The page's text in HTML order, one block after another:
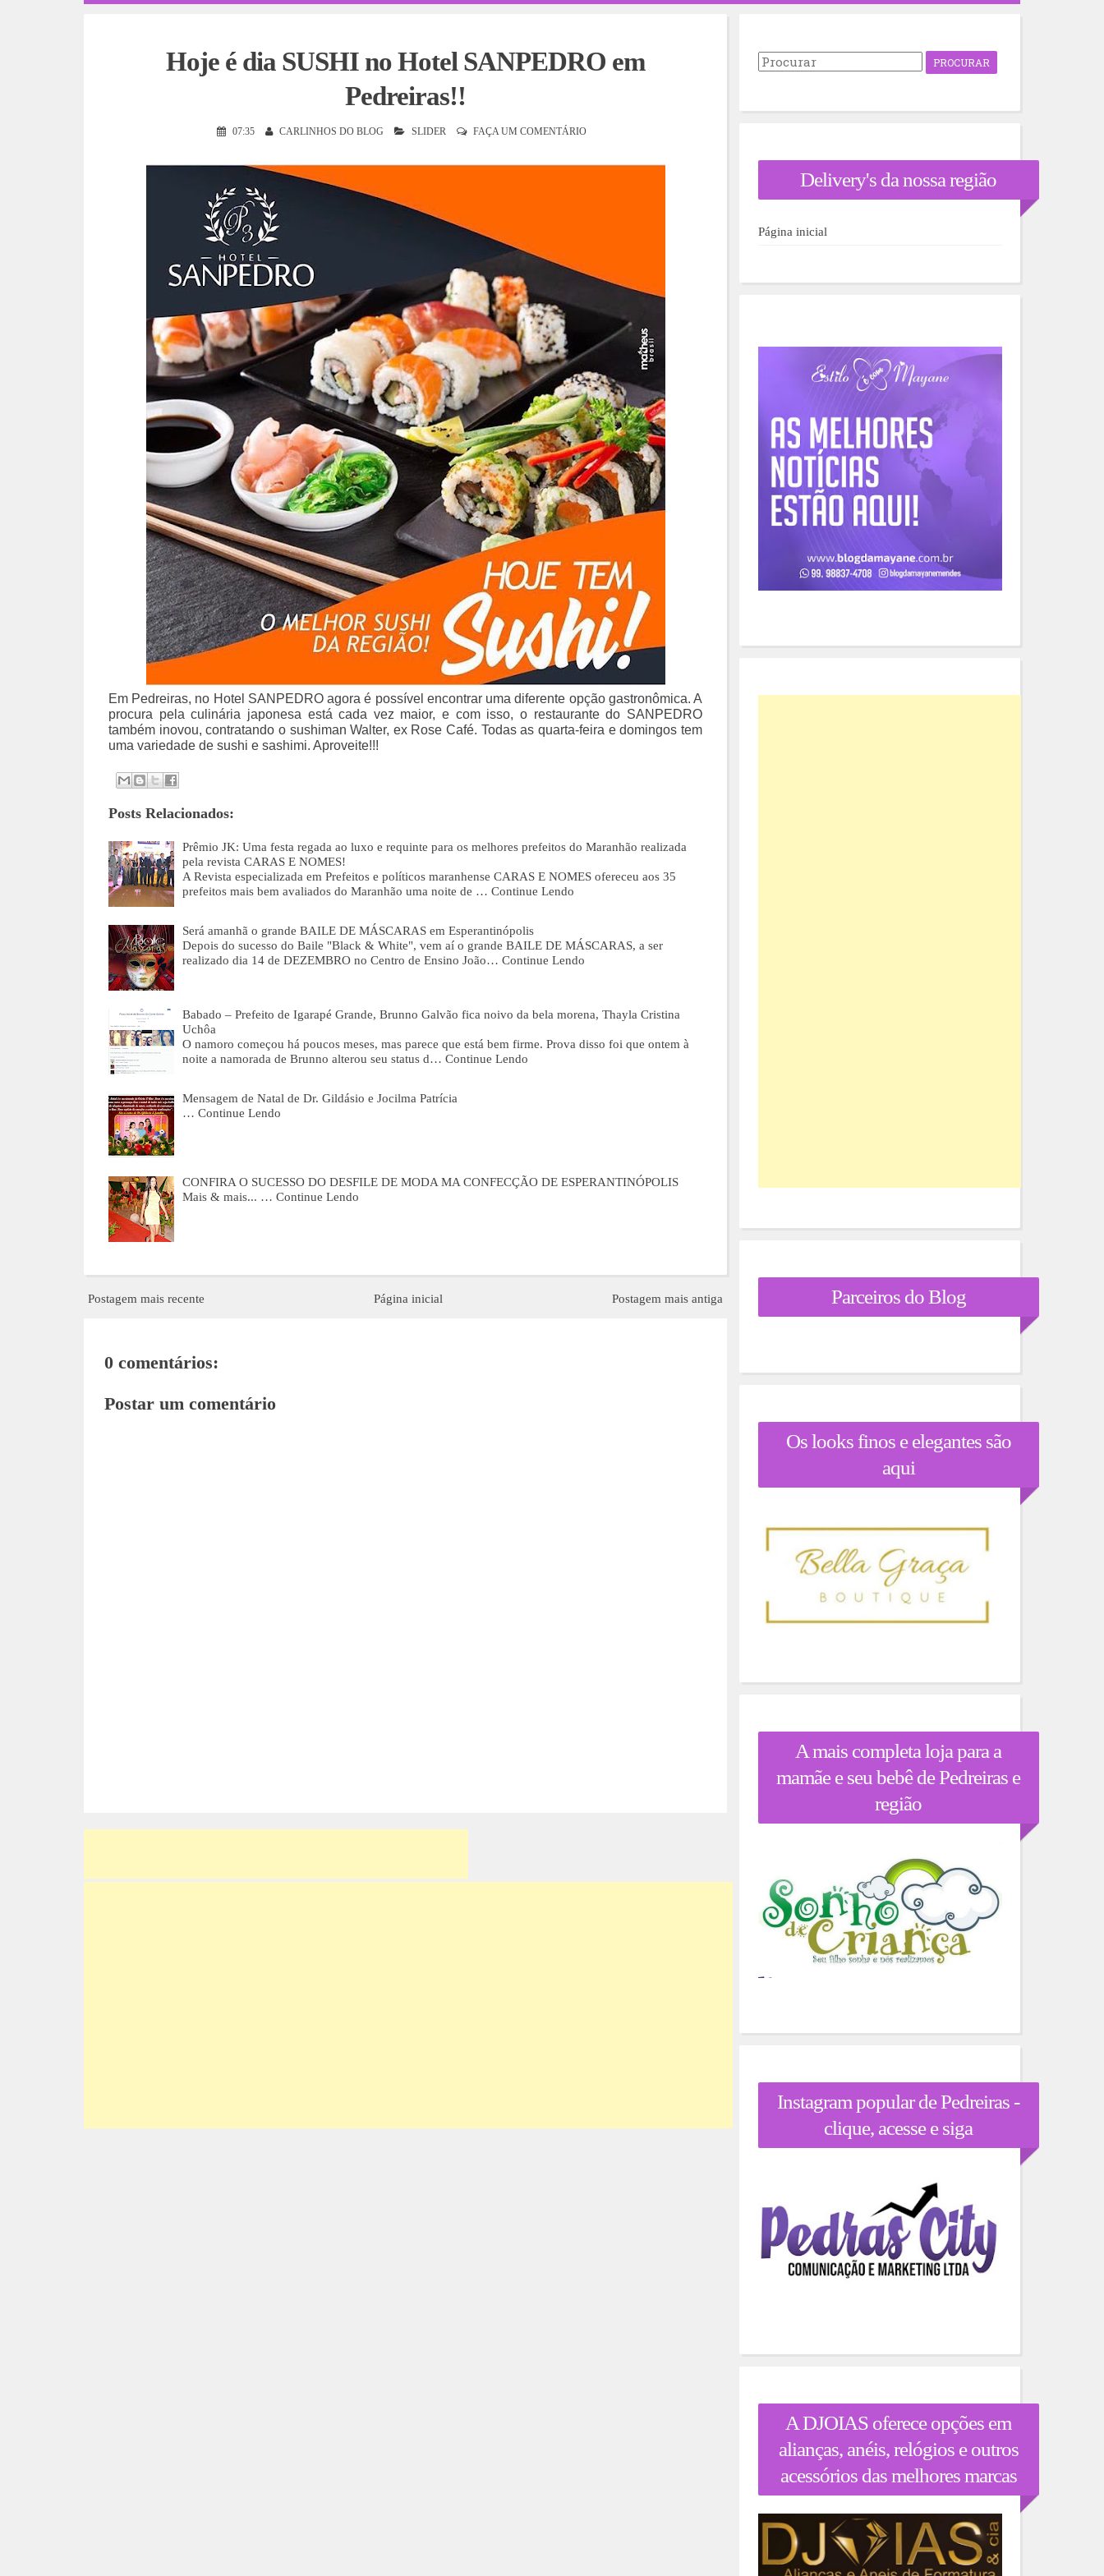
Hoje é dia SUSHI no Hotel SANPEDRO em
Pedreiras!!
07:35 CARLINHOS DO BLOG SLIDER FAÇA UM COMENTÁRIO
Em Pedreiras, no Hotel SANPEDRO agora é possível encontrar uma diferente opção gastronômica. A
procura pela culinária japonesa está cada vez maior, e com isso, o restaurante do SANPEDRO
também inovou, contratando o sushiman Walter, ex Rose Café. Todas as quarta-feira e domingos tem
uma variedade de sushi e sashimi. Aproveite!!!
Posts Relacionados:
Prêmio JK: Uma festa regada ao luxo e requinte para os melhores prefeitos do Maranhão realizada
pela revista CARAS E NOMES!
A Revista especializada em Prefeitos e políticos maranhense CARAS E NOMES ofereceu aos 35
prefeitos mais bem avaliados do Maranhão uma noite de … Continue Lendo
Será amanhã o grande BAILE DE MÁSCARAS em Esperantinópolis
Depois do sucesso do Baile "Black & White", vem aí o grande BAILE DE MÁSCARAS, a ser
realizado dia 14 de DEZEMBRO no Centro de Ensino João… Continue Lendo
Babado – Prefeito de Igarapé Grande, Brunno Galvão fica noivo da bela morena, Thayla Cristina
Uchôa
O namoro começou há poucos meses, mas parece que está bem firme. Prova disso foi que ontem à
noite a namorada de Brunno alterou seu status d… Continue Lendo
Mensagem de Natal de Dr. Gildásio e Jocilma Patrícia
… Continue Lendo
CONFIRA O SUCESSO DO DESFILE DE MODA MA CONFECÇÃO DE ESPERANTINÓPOLIS
Mais & mais... … Continue Lendo
Postagem mais recente Postagem mais antiga
Página inicial
0 comentários:
Postar um comentário
P
r
r
Delivery's da nossa região
Página inicial
Parceiros do Blog
Os looks finos e elegantes são
aqui
A mais completa loja para a
mamãe e seu bebê de Pedreiras e
região
Instagram popular de Pedreiras -
clique, acesse e siga
A DJOIAS oferece opções em
alianças, anéis, relógios e outros
acessórios das melhores marcas